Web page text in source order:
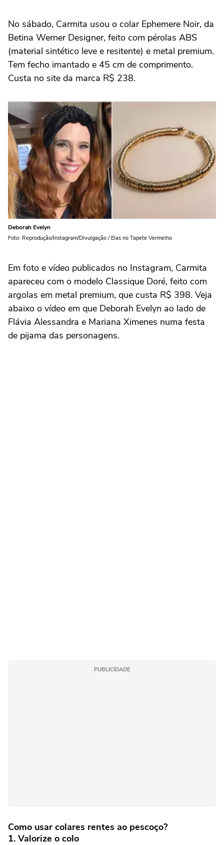
No sábado, Carmita usou o colar Ephemere Noir, da
Betina Werner Designer, feito com pérolas ABS
(material sintético leve e resitente) e metal premium.
Tem fecho imantado e 45 cm de comprimento.
Custa no site da marca R$ 238.
Deborah Evelyn
Foto: Reprodução/Instagram/Divulgação / Elas no Tapete Vermelho
Em foto e vídeo publicados no Instagram, Carmita
apareceu com o modelo Classique Doré, feito com
argolas em metal premium, que custa R$ 398. Veja
abaixo o vídeo em que Deborah Evelyn ao lado de
Flávia Alessandra e Mariana Ximenes numa festa
de pijama das personagens.
PUBLICIDADE
Como usar colares rentes ao pescoço?
1. Valorize o colo